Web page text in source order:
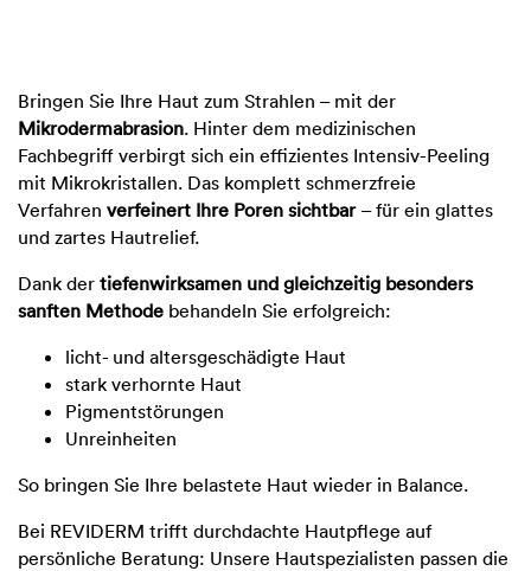
Bringen Sie Ihre Haut zum Strahlen – mit der
Mikrodermabrasion. Hinter dem medizinischen
Fachbegriff verbirgt sich ein effizientes Intensiv-Peeling
mit Mikrokristallen. Das komplett schmerzfreie
Verfahren verfeinert Ihre Poren sichtbar– für ein glattes
und zartes Hautrelief.
Dank der tiefenwirksamen und gleichzeitig besonders
sanften Methode behandeln Sie erfolgreich:
licht- und altersgeschädigte Haut
stark verhornte Haut
Pigmentstörungen
Unreinheiten
So bringen Sie Ihre belastete Haut wieder in Balance.
Bei REVIDERM trifft durchdachte Hautpflege auf
persönliche Beratung: Unsere Hautspezialisten passen die